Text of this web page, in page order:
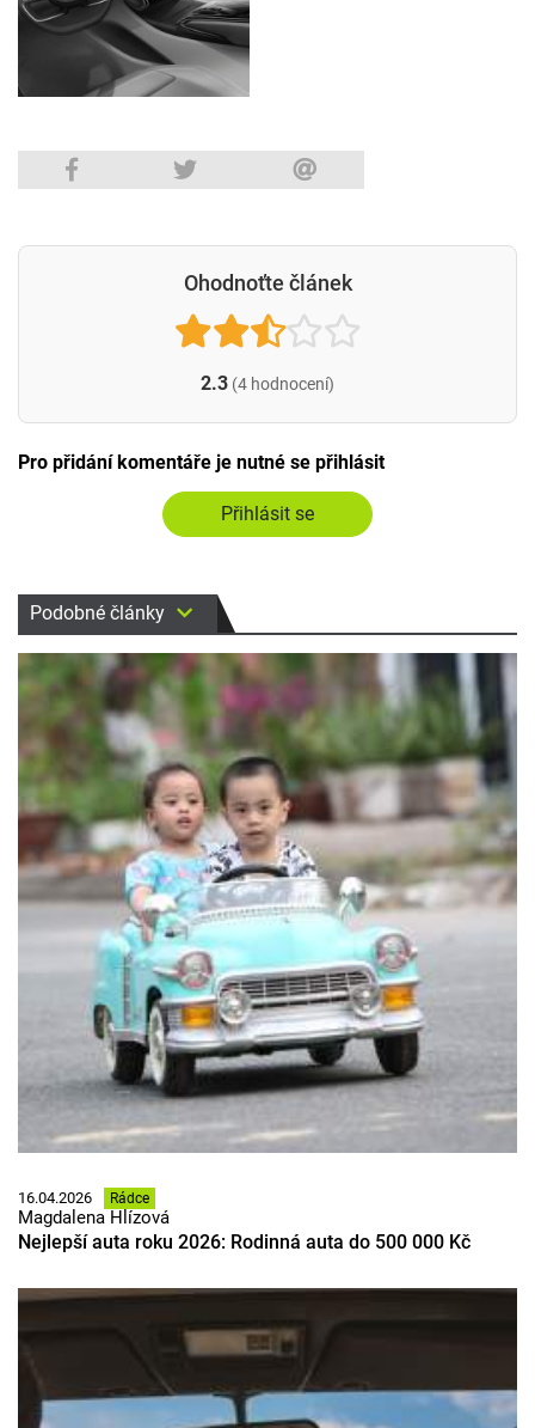
Ohodnoťte článek
2.3 (4 hodnocení)
Pro přidání komentáře je nutné se přihlásit
Přihlásit se
Podobné články
16.04.2026 Rádce
Magdalena Hlízová
Nejlepší auta roku 2026: Rodinná auta do 500 000 Kč